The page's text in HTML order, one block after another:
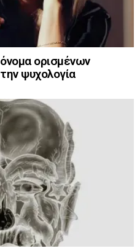
ορισμένων
ψυχολογία